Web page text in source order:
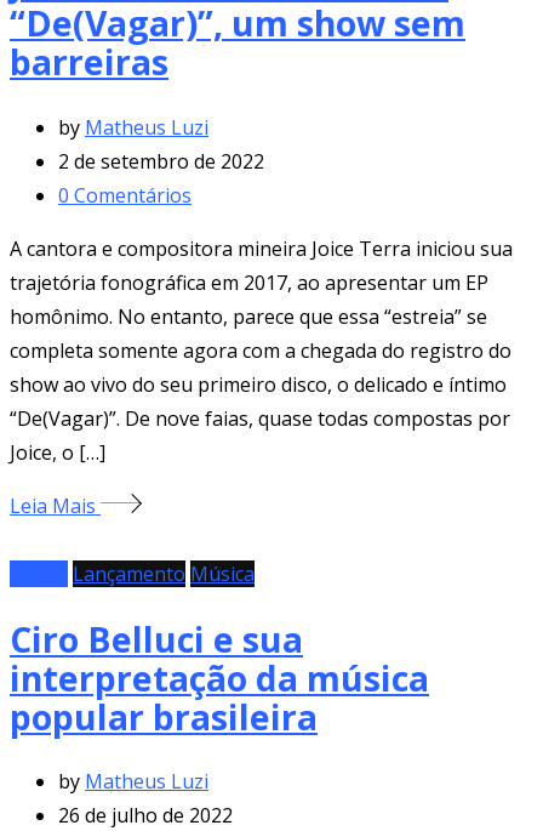
“De(Vagar)”, um show sem
barreiras
by Matheus Luzi
2 de setembro de 2022
0 Comentários
A cantora e compositora mineira Joice Terra iniciou sua
trajetória fonográfica em 2017, ao apresentar um EP
homônimo. No entanto, parece que essa “estreia” se
completa somente agora com a chegada do registro do
show ao vivo do seu primeiro disco, o delicado e íntimo
“De(Vagar)”. De nove faias, quase todas compostas por
Joice, o […]
Leia Mais
Lançamento Música
Ciro Belluci e sua
interpretação da música
popular brasileira
by Matheus Luzi
26 de julho de 2022